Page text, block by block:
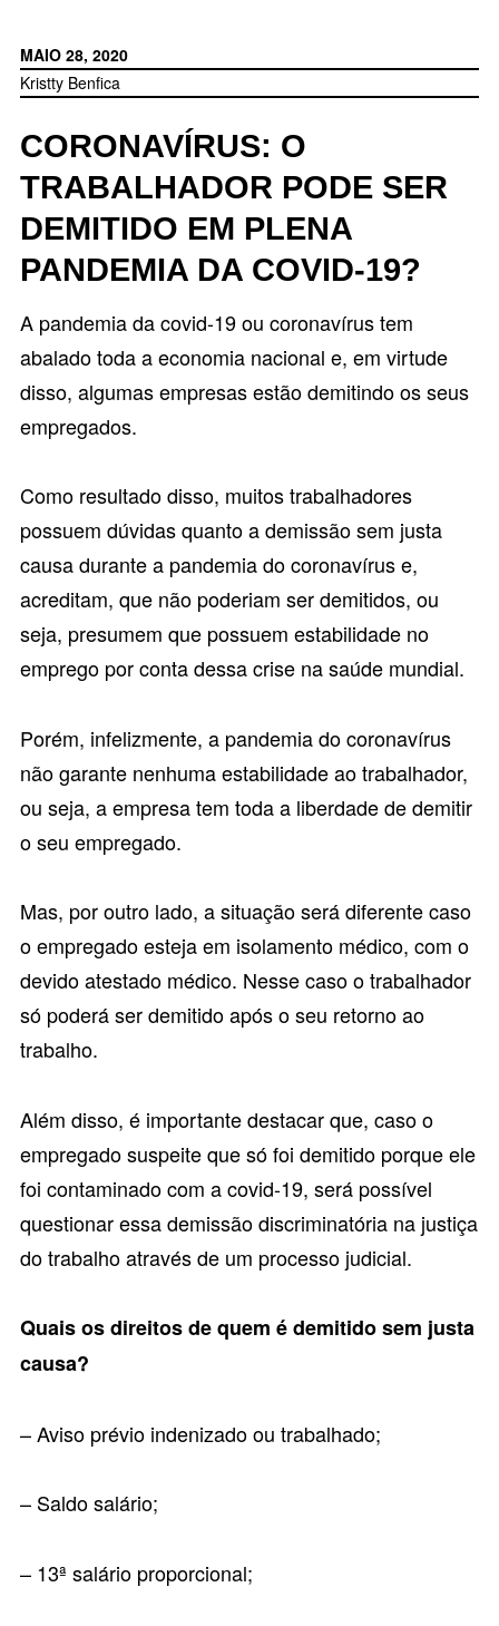
MAIO 28, 2020
Kristty Benfica
CORONAVÍRUS: O
TRABALHADOR PODE SER
DEMITIDO EM PLENA
PANDEMIA DA COVID-19?
A pandemia da covid-19 ou coronavírus tem
abalado toda a economia nacional e, em virtude
disso, algumas empresas estão demitindo os seus
empregados.
Como resultado disso, muitos trabalhadores
possuem dúvidas quanto a demissão sem justa
causa durante a pandemia do coronavírus e,
acreditam, que não poderiam ser demitidos, ou
seja, presumem que possuem estabilidade no
emprego por conta dessa crise na saúde mundial.
Porém, infelizmente, a pandemia do coronavírus
não garante nenhuma estabilidade ao trabalhador,
ou seja, a empresa tem toda a liberdade de demitir
o seu empregado.
Mas, por outro lado, a situação será diferente caso
o empregado esteja em isolamento médico, com o
devido atestado médico. Nesse caso o trabalhador
só poderá ser demitido após o seu retorno ao
trabalho.
Além disso, é importante destacar que, caso o
empregado suspeite que só foi demitido porque ele
foi contaminado com a covid-19, será possível
questionar essa demissão discriminatória na justiça
do trabalho através de um processo judicial.
Quais os direitos de quem é demitido sem justa
causa?
– Aviso prévio indenizado ou trabalhado;
– Saldo salário;
– 13ª salário proporcional;